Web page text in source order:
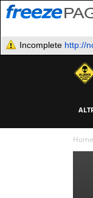
Incomplete http://